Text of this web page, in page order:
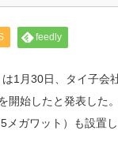
feedly
は1月30日、タイ子
開始したと発表した
ガワット）も設置